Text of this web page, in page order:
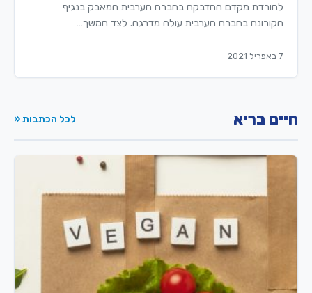
להורדת מקדם ההדבקה בחברה הערבית המאבק בנגיף
הקורונה בחברה הערבית עולה מדרגה. לצד המשך…
7 באפריל 2021
חיים בריא לכל הכתבות «